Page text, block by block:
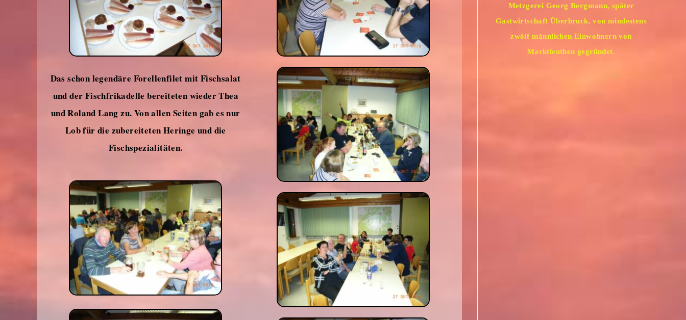
Das schon legendäre Forellenfilet mit Fischsalat
und der Fischfrikadelle bereiteten wieder Thea
und Roland Lang zu. Von allen Seiten gab es nur
Lob für die zubereiteten Heringe und die
Fischspezialitäten.
Metzgerei Georg Bergmann, später
Gastwirtschaft Überbruck, von mindestens
zwölf männlichen Einwohnern von
Marktleuthen gegründet.